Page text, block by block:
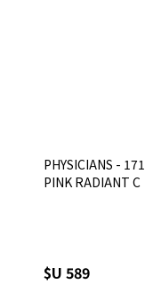
PHYSICIANS -
PINK RADIANT C
$U 589